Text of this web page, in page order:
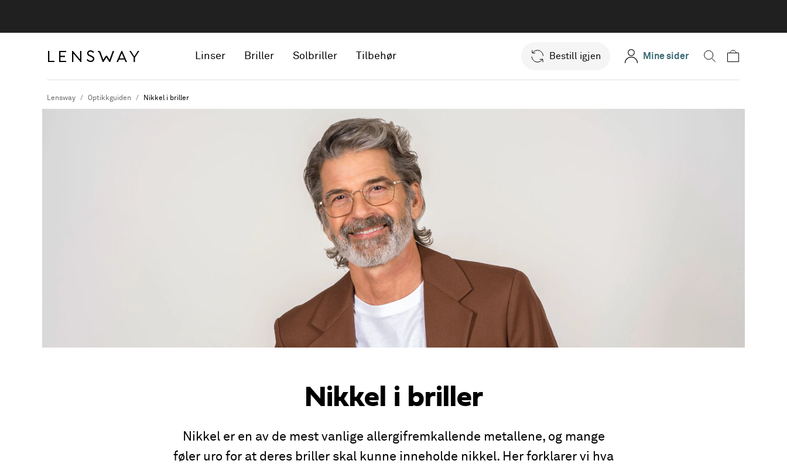
Linser Briller Solbriller Tilbehør Bestill igjen Mine sider
Lensway Optikkguiden Nikkel i briller
Nikkel i briller
Nikkel er en av de mest vanlige allergifremkallende metallene, og mange
føler uro for at deres briller skal kunne inneholde nikkel. Her forklarer vi hva